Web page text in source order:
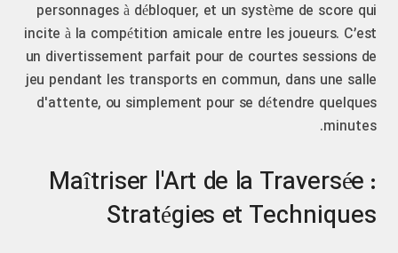
personnages à débloquer, et un système de score qui
incite à la compétition amicale entre les joueurs. C’est
un divertissement parfait pour de courtes sessions de
jeu pendant les transports en commun, dans une salle
d'attente, ou simplement pour se détendre quelques
minutes.
Maîtriser l'Art de la Traversée :
Stratégies et Techniques